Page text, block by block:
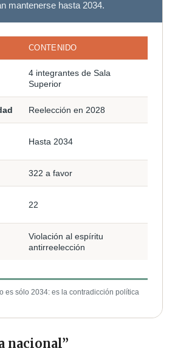
mantenerse hasta 2034.
CONTENIDO
4 integrantes de Sala
Superior
Reelección en 2028
Hasta 2034
322 a favor
22
Violación al espíritu
antirreelección
es sólo 2034: es la contradicción política
nacional”